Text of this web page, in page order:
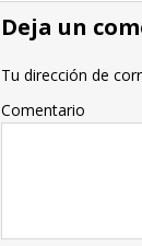
Deja un
Tu dirección de
Comentario